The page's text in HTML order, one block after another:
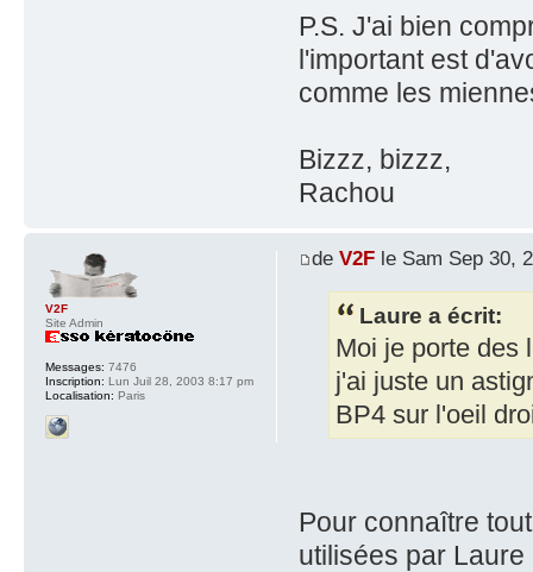
P.S. J'ai bien
l'important est
comme les
Bizzz, bizzz,
Rachou
de V2Fle Sam Sep 30,
Laure a écrit:
Moi je porte des
j'ai juste un
BP4 sur l'oeil
Pour connaître
utilisées par
V2F
Site Admin
Messages: 7476
Inscription: Lun Juil 28, 2003 8:17 pm
Localisation: Paris